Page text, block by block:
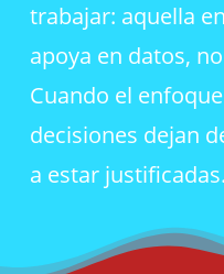
trabajar: aquella
apoya en datos,
Cuando el
decisiones dejan
a estar justificadas.